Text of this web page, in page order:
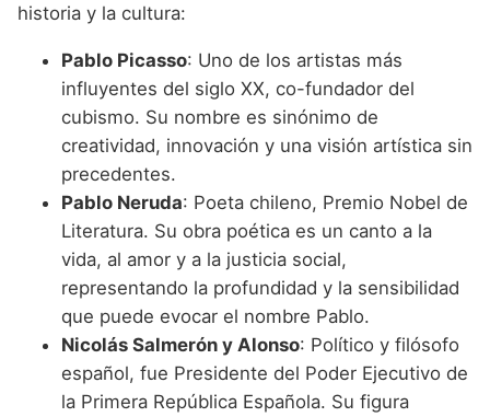
historia y la cultura:
Pablo Picasso: Uno de los artistas más
influyentes del siglo XX, co-fundador del
cubismo. Su nombre es sinónimo de
creatividad, innovación y una visión artística sin
precedentes.
Pablo Neruda: Poeta chileno, Premio Nobel de
Literatura. Su obra poética es un canto a la
vida, al amor y a la justicia social,
representando la profundidad y la sensibilidad
que puede evocar el nombre Pablo.
Nicolás Salmerón y Alonso: Político y filósofo
español, fue Presidente del Poder Ejecutivo de
la Primera República Española. Su figura